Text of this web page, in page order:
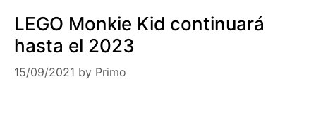
LEGO Monkie Kid continuará
hasta el 2023
15/09/2021 by Primo